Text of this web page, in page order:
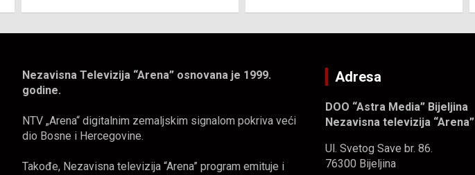
Nezavisna Televizija “Arena” osnovana je 1999.
godine.
NTV „Arena“ digitalnim zemaljskim signalom pokriva veći
dio Bosne i Hercegovine.
Takođe, Nezavisna televizija “Arena” program emituje i
Adresa
DOO “Astra Media” Bijeljina
Nezavisna televizija “Arena”
Ul. Svetog Save br. 86.
76300 Bijeljina